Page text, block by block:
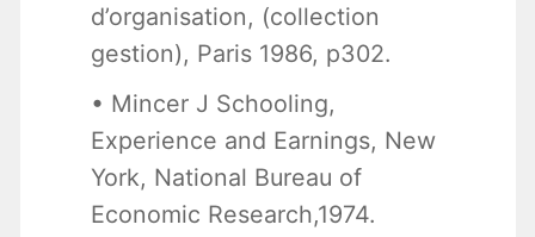
d’organisation, (collection
gestion), Paris 1986, p302.
• Mincer J Schooling,
Experience and Earnings, New
York, National Bureau of
Economic Research,1974.